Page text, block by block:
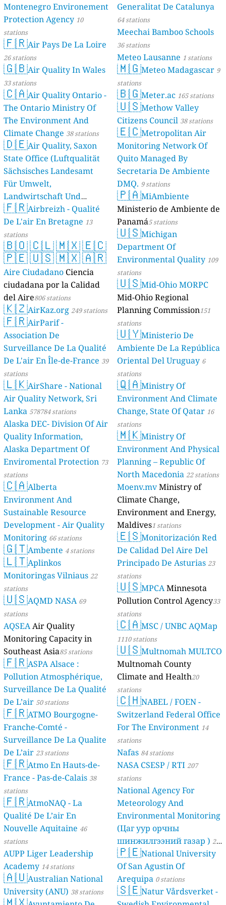
Montenegro Environement
Protection Agency 10
stations
🇫🇷Air Pays De La Loire
26 stations
🇬🇧Air Quality In Wales
33 stations
🇨🇦Air Quality Ontario -
The Ontario Ministry Of
The Environment And
Climate Change 38 stations
🇩🇪Air Quality, Saxon
State Office (Luftqualität
Sächsisches Landesamt
Für Umwelt,
Landwirtschaft Und
Geologie) 50 stations
🇫🇷Airbreizh - Qualité
De L'air En Bretagne 13
stations
🇧🇴🇨🇱🇲🇽🇪🇨
🇵🇪🇺🇸🇲🇽🇦🇷
Aire Ciudadano Ciencia
ciudadana por la Calidad
del Aire806 stations
🇰🇿AirKaz.org 249 stations
🇫🇷AirParif -
Association De
Surveillance De La Qualité
De L'air En Île-de-France 39
stations
🇱🇰AirShare - National
Air Quality Network, Sri
Lanka 578784 stations
Alaska DEC- Division Of Air
Quality Information,
Alaska Department Of
Enviromental Protection 73
stations
🇨🇦Alberta
Environment And
Sustainable Resource
Development - Air Quality
Monitoring 66 stations
🇬🇹Ambente 4 stations
🇱🇹Aplinkos
Monitoringas Vilniaus 22
stations
🇺🇸AQMD NASA 69
stations
AQSEAAir Quality
Monitoring Capacity in
Southeast Asia85 stations
🇫🇷ASPA Alsace :
Pollution Atmosphérique,
Surveillance De La Qualité
De L’air 50 stations
🇫🇷ATMO Bourgogne-
Franche-Comté -
Surveillance De La Qualite
De L’air 23 stations
🇫🇷Atmo En Hauts-de-
France - Pas-de-Calais 38
stations
🇫🇷AtmoNAQ - La
Qualité De L’air En
Nouvelle Aquitaine 46
stations
AUPP Liger Leadership
Academy 14 stations
🇦🇺Australian National
University (ANU) 38 stations
Generalitat De Catalunya
64 stations
Meechai Bamboo Schools
36 stations
Meteo Lausanne 1 stations
🇲🇬Meteo Madagascar 9
stations
🇧🇬Meter.ac 165 stations
🇺🇸Methow Valley
Citizens Council 38 stations
🇪🇨Metropolitan Air
Monitoring Network Of
Quito Managed By
Secretaria De Ambiente
DMQ. 9 stations
🇵🇦MiAmbiente
Ministerio de Ambiente de
Panamá5 stations
🇺🇸Michigan
Department Of
Environmental Quality 109
stations
🇺🇸Mid-Ohio MORPC
Mid-Ohio Regional
Planning Commission151
stations
🇺🇾Ministerio De
Ambiente De La República
Oriental Del Uruguay 6
stations
🇶🇦Ministry Of
Environment And Climate
Change, State Of Qatar 16
stations
🇲🇰Ministry Of
Environment And Physical
Planning – Republic Of
North Macedonia 22 stations
Moenv.mvMinistry of
Climate Change,
Environment and Energy,
Maldives1 stations
🇪🇸Monitorización Red
De Calidad Del Aire Del
Principado De Asturias 23
stations
🇺🇸MPCAMinnesota
Pollution Control Agency33
stations
🇨🇦MSC / UNBC AQMap
1110 stations
🇺🇸Multnomah MULTCO
Multnomah County
Climate and Health20
stations
🇨🇭NABEL / FOEN -
Switzerland Federal Office
For The Environment 14
stations
Nafas 84 stations
NASA CSESP / RTI 207
stations
National Agency For
Meteorology And
Environmental Monitoring
(Цаг уур орчны
шинжилгээний газар ) 21
stations
🇵🇪National University
Of San Agustin Of
Arequipa 0 stations
🇸🇪Natur Vårdsverket -